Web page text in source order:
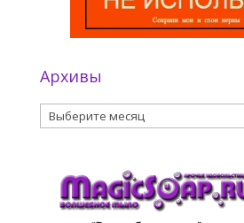
Архивы
Архивы